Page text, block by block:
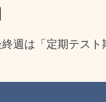
終週は「定期テス